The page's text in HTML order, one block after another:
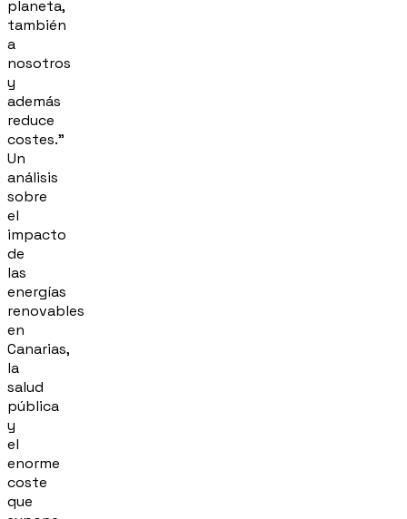
planeta,
también
a
nosotros
y
además
reduce
costes."
Un
análisis
sobre
el
impacto
de
las
energías
renovables
en
Canarias,
la
salud
pública
y
el
enorme
coste
que